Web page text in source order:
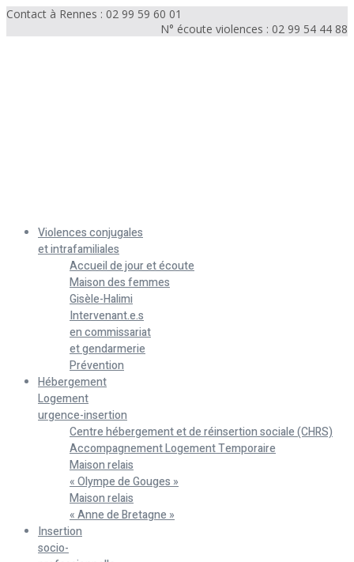
Contact à Rennes : 02 99 59 60 01
N° écoute violences : 02 99 54 44 88
Violences conjugales
et intrafamiliales
Accueil de jour et écoute
Maison des femmes
Gisèle-Halimi
Intervenant.e.s
en commissariat
et gendarmerie
Prévention
Hébergement
Logement
urgence-insertion
Centre hébergement et de réinsertion sociale (CHRS)
Accompagnement Logement Temporaire
Maison relais
« Olympe de Gouges »
Maison relais
« Anne de Bretagne »
Insertion
socio-